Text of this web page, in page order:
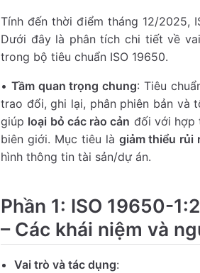
Tính đến thời điểm tháng 12/2025,
Dưới đây là phân tích chi tiết về
trong bộ tiêu chuẩn ISO 19650.
• Tầm quan trọng chung: Tiêu
trao đổi, ghi lại, phân phiên bản và
giúp loại bỏ các rào cản đối với hợp
biên giới. Mục tiêu là giảm thiểu rủi
hình thông tin tài sản/dự án.
Phần 1: ISO 19650-
– Các khái niệm và
Vai trò và tác dụng: